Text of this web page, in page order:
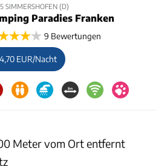
SIMMERSHOFEN (D)
Paradies Franken
9 Bewertungen
EUR/Nacht
Meter vom Ort entfernt